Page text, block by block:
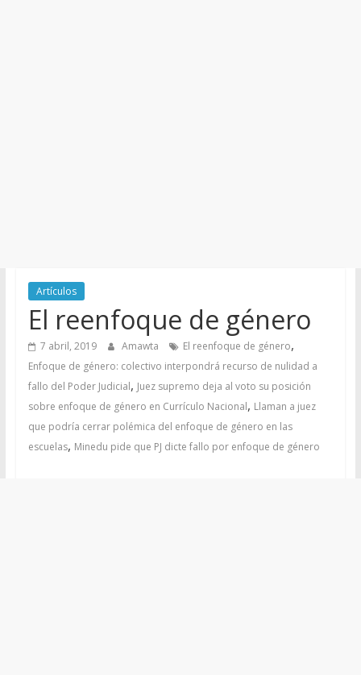
Artículos
El reenfoque de género
7 abril, 2019 Amawta El reenfoque de género,
Enfoque de género: colectivo interpondrá recurso de nulidad a
fallo del Poder Judicial, Juez supremo deja al voto su posición
sobre enfoque de género en Currículo Nacional, Llaman a juez
que podría cerrar polémica del enfoque de género en las
escuelas, Minedu pide que PJ dicte fallo por enfoque de género